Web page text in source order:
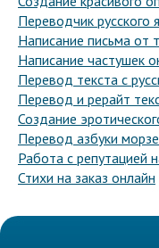
Переводчик русского
Написание письма от
Написание частушек
Перевод текста с
Перевод и рерайт
Создание
Перевод азбуки
Работа с репутацией
Стихи на заказ онлайн